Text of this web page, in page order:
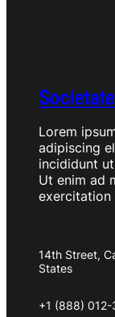
Lorem
adipiscing
incididunt
Ut enim ad
exercitation
14th Street,
States
+1 (888)